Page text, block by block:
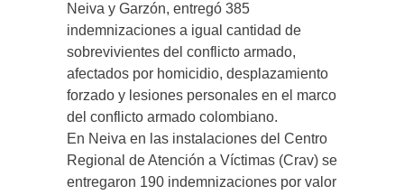
Neiva y Garzón, entregó 385
indemnizaciones a igual cantidad de
sobrevivientes del conflicto armado,
afectados por homicidio, desplazamiento
forzado y lesiones personales en el marco
del conflicto armado colombiano.
En Neiva en las instalaciones del Centro
Regional de Atención a Víctimas (Crav) se
entregaron 190 indemnizaciones por valor